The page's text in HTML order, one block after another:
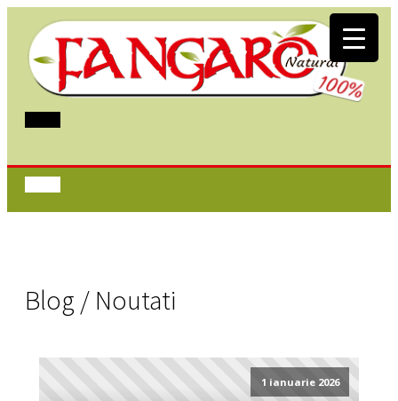
Blog / Noutati
1 ianuarie 2026